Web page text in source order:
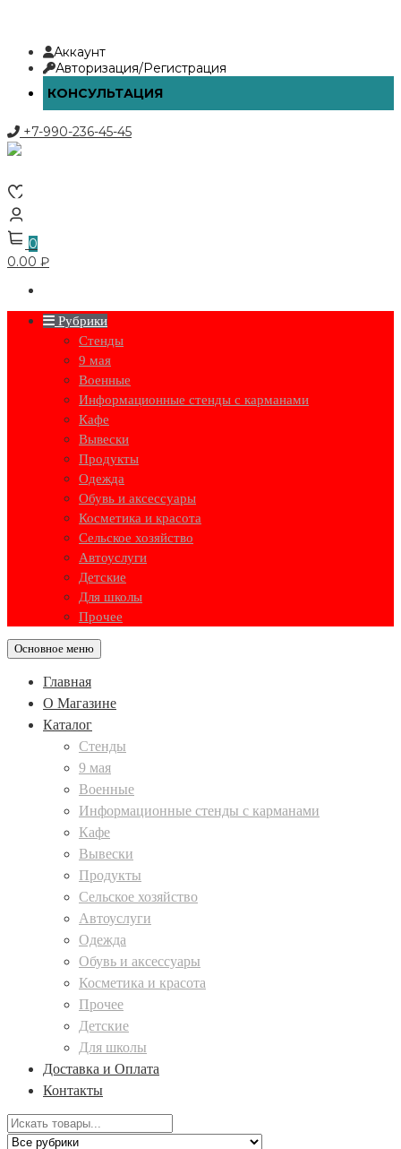
ПерейтиАккаунт
Авторизация/Регистрация
КОНСУЛЬТАЦИЯ
+7-990-236-45-45
0
0.00 ₽
Рубрики
Стенды
9 мая
Военные
Информационные стенды с карманами
Кафе
Вывески
Продукты
Одежда
Обувь и аксессуары
Косметика и красота
Сельское хозяйство
Автоуслуги
Детские
Для школы
Прочее
Основное меню
Главная
О Магазине
Каталог
Стенды
9 мая
Военные
Информационные стенды с карманами
Кафе
Вывески
Продукты
Сельское хозяйство
Автоуслуги
Одежда
Обувь и аксессуары
Косметика и красота
Прочее
Детские
Для школы
Доставка и Оплата
Контакты